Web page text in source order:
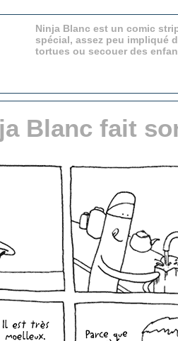
Ninja Blanc est un comic
spécial, assez peu impliqué
tortues ou secouer des
Blanc fait